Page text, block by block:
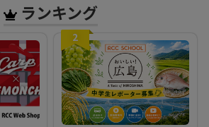
ランキング
2